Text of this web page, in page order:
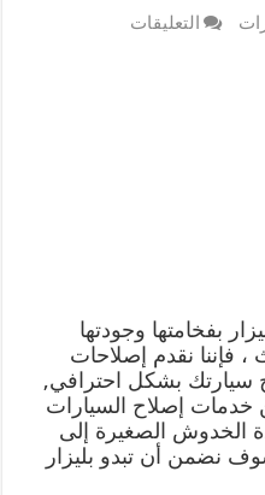
التعليقات
بفخامتها وجودتها
، فإننا نقدم إصلاحات
سيارتك بشكل احترافي,
إصلاح السيارات
الخدوش الصغيرة إلى
نضمن أن تبدو بليزار